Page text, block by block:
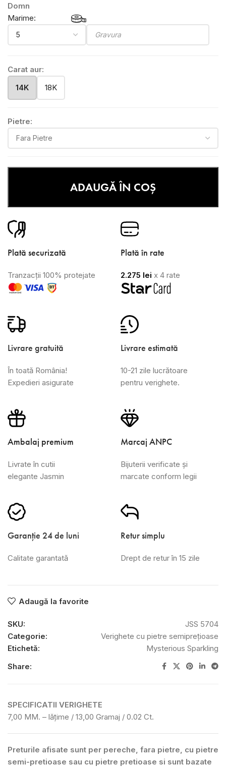
Domn
Marime:
Carat aur:
14K
18K
Pietre:
ADAUGĂ ÎN COȘ
Plată securizată
Tranzacții 100% protejate
Plată în rate
2.275 lei x 4 rate
Livrare gratuită
În toată România!
Expedieri asigurate
Livrare estimată
10-21 zile lucrătoare
pentru verighete.
Ambalaj premium
Livrate în cutii
elegante Jasmin
Marcaj ANPC
Bijuterii verificate și
marcate conform legii
Garanție 24 de luni
Calitate garantată
Retur simplu
Drept de retur în 15 zile
Adaugă la favorite
SKU:
JSS 5704
Categorie:
Verighete cu pietre semiprețioase
Etichetă:
Mysterious Sparkling
Share:
SPECIFICATII VERIGHETE
7,00 MM. – lățime / 13,00 Gramaj / 0.02 Ct.
Preturile afisate sunt per pereche, fara pietre, cu pietre
semi-pretioase sau cu pietre pretioase si sunt bazate